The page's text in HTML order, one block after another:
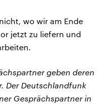
wo wir am Ende
jetzt zu liefern und
geben deren
Der Deutschlandfunk
Gesprächspartner in